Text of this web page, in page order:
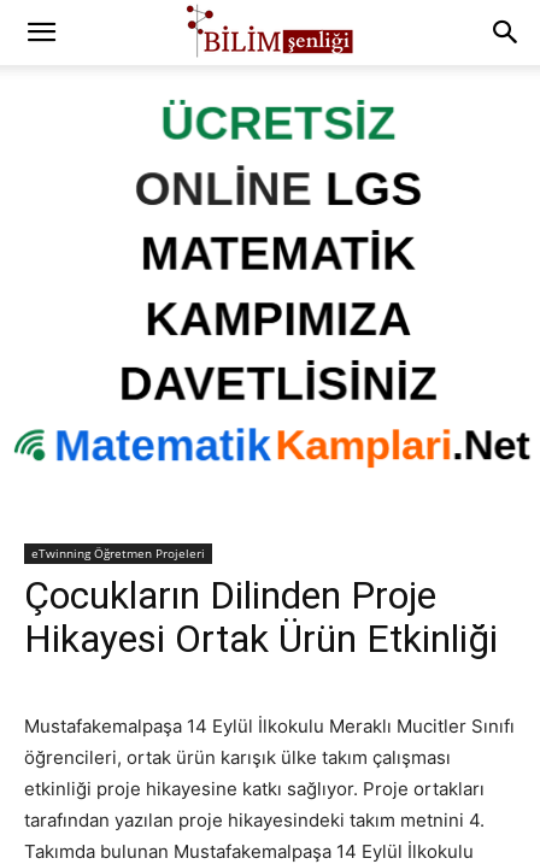
eTwinning Öğretmen Projeleri
Çocukların Dilinden Proje
Hikayesi Ortak Ürün Etkinliği
Mustafakemalpaşa 14 Eylül İlkokulu Meraklı Mucitler Sınıfı
öğrencileri, ortak ürün karışık ülke takım çalışması
etkinliği proje hikayesine katkı sağlıyor. Proje ortakları
tarafından yazılan proje hikayesindeki takım metnini 4.
Takımda bulunan Mustafakemalpaşa 14 Eylül İlkokulu